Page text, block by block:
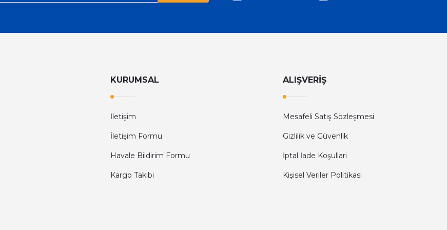
KURUMSAL
İletişim
İletişim Formu
Havale Bildirim Formu
Kargo Takibi
ALIŞVERİŞ
Mesafeli Satış Sözleşmesi
Gizlilik ve Güvenlik
İptal İade Koşullari
Kişisel Veriler Politikası